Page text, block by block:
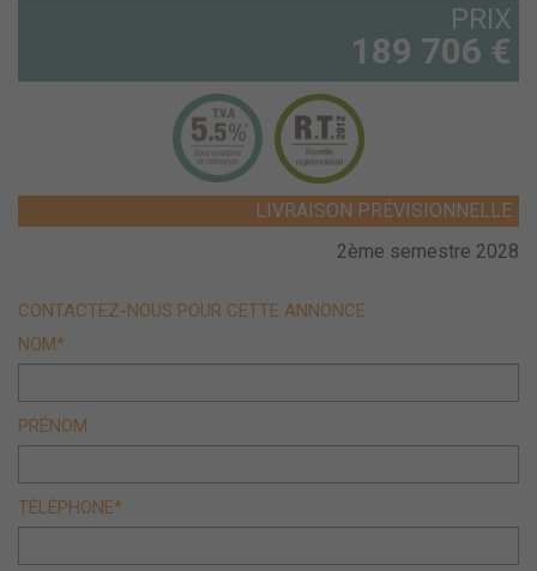
PRIX
189 706 €
LIVRAISON PRÉVISIONNELLE
2ème semestre 2028
CONTACTEZ-NOUS POUR CETTE ANNONCE
NOM*
PRÉNOM
TÉLÉPHONE*